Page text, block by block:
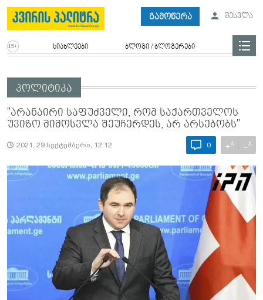
გამოწერა შესვლა
სიახლეები ბლოგი / ბლოგერები
პოლიტიკა
"არანაირი საფუძველი, რომ საქართველოს
უვიზო მიმოსვლა შეუჩერდეს, არ არსებობს"
2021, 29 სექტემბერი, 12:12 0 +A −A